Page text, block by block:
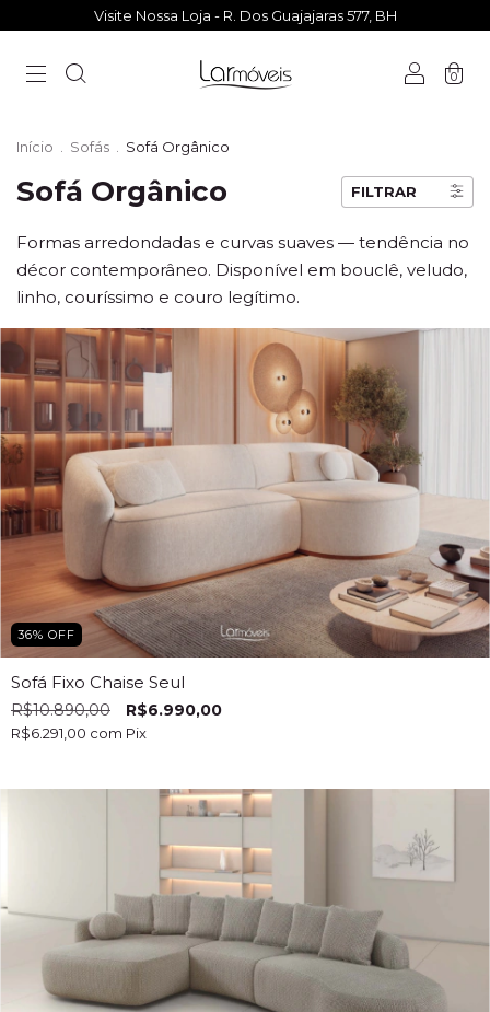
Visite Nossa Loja - R. Dos Guajajaras 577, BH
0
Início Sofás Sofá Orgânico
Sofá Orgânico FILTRAR
Formas arredondadas e curvas suaves — tendência no
décor contemporâneo. Disponível em bouclê, veludo,
linho, couríssimo e couro legítimo.
36% OFF
Sofá Fixo Chaise Seul
R$10.890,00 R$6.990,00
R$6.291,00 com Pix